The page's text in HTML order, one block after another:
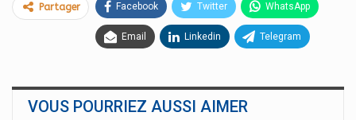
Partager Facebook Twitter WhatsApp
Email Linkedin Telegram
VOUS POURRIEZ AUSSI AIMER